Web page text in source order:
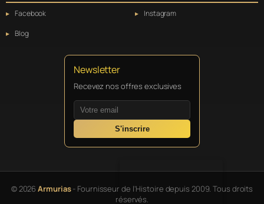
Facebook
Instagram
Blog
Newsletter
Recevez nos offres exclusives
S'inscrire
© 2026Armurias- Fournisseur de l'Histoire depuis 2009. Tous droits
réservés.